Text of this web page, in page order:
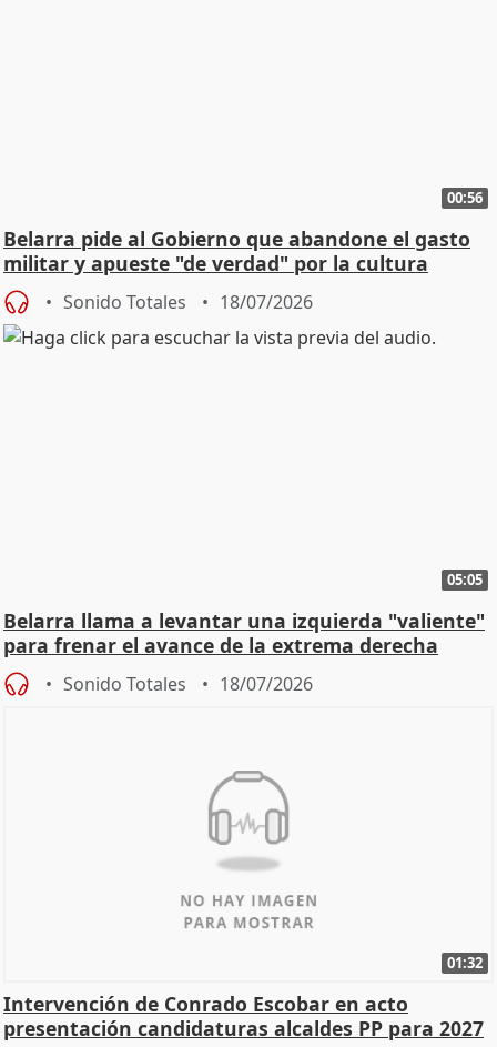
00:56
Belarra pide al Gobierno que abandone el gasto
militar y apueste "de verdad" por la cultura
Sonido Totales 18/07/2026
05:05
Belarra llama a levantar una izquierda "valiente"
para frenar el avance de la extrema derecha
Sonido Totales 18/07/2026
01:32
Intervención de Conrado Escobar en acto
presentación candidaturas alcaldes PP para 2027